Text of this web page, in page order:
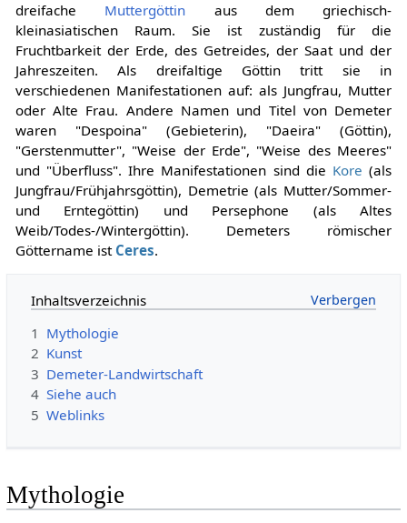
dreifache Muttergöttin aus dem griechisch-
kleinasiatischen Raum. Sie ist zuständig für die
Fruchtbarkeit der Erde, des Getreides, der Saat und der
Jahreszeiten. Als dreifaltige Göttin tritt sie in
verschiedenen Manifestationen auf: als Jungfrau, Mutter
oder Alte Frau. Andere Namen und Titel von Demeter
waren "Despoina" (Gebieterin), "Daeira" (Göttin),
"Gerstenmutter", "Weise der Erde", "Weise des Meeres"
und "Überfluss". Ihre Manifestationen sind die Kore (als
Jungfrau/Frühjahrsgöttin), Demetrie (als Mutter/Sommer-
und Erntegöttin) und Persephone (als Altes
Weib/Todes-/Wintergöttin). Demeters römischer
Göttername ist Ceres.
Inhaltsverzeichnis
1 Mythologie
2 Kunst
3 Demeter-Landwirtschaft
4 Siehe auch
5 Weblinks
Mythologie